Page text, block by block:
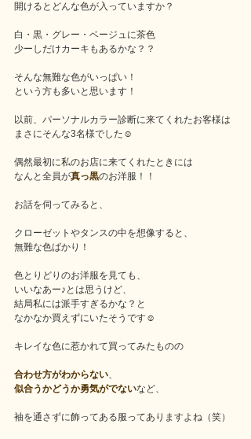
開けるとどんな色が入っていますか？
白・黒・グレー・ベージュに茶色
少ーしだけカーキもあるかな？？
そんな無難な色がいっぱい！
という方も多いと思います！
以前、パーソナルカラー診断に来てくれたお客様は
まさにそんな3名様でした☺️
偶然最初に私のお店に来てくれたときには
なんと全員が真っ黒のお洋服！！
お話を伺ってみると、
クローゼットやタンスの中を想像すると、
無難な色ばかり！
色とりどりのお洋服を見ても、
いいなあー♪とは思うけど、
結局私には派手すぎるかな？と
なかなか買えずにいたそうです☺️
キレイな色に惹かれて買ってみたものの
合わせ方がわからない、
似合うかどうか勇気がでないなど、
袖を通さずに飾ってある服ってありますよね（笑）